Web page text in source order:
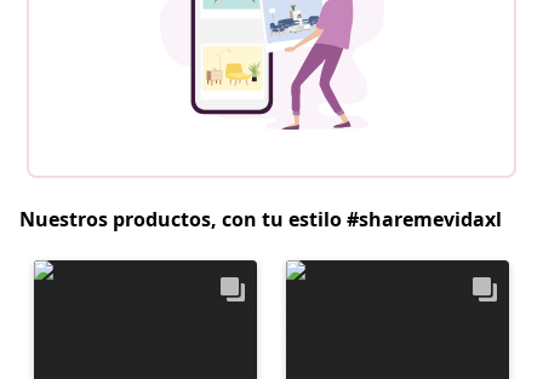
Nuestros productos, con tu estilo #sharemevidaxl